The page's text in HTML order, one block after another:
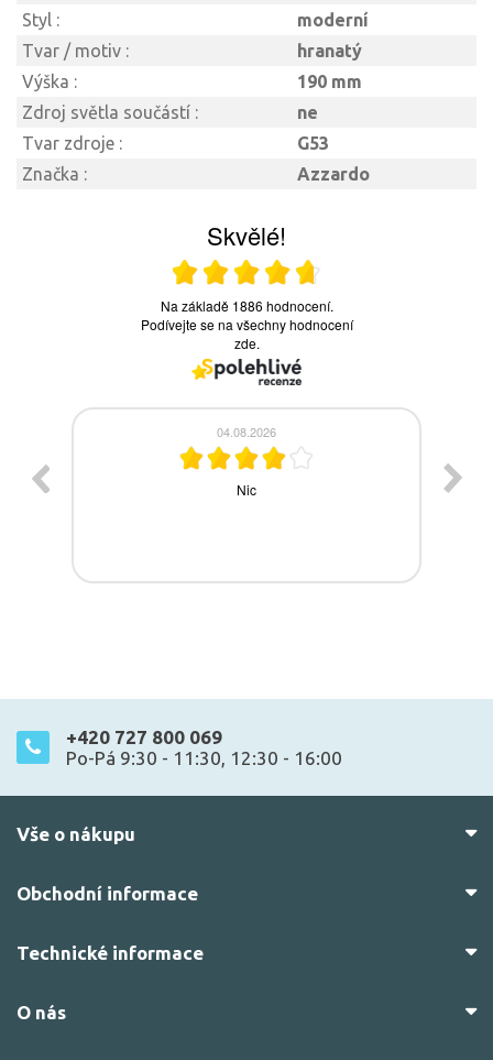
Styl :
moderní
Tvar / motiv :
hranatý
Výška :
190 mm
Zdroj světla součástí :
ne
Tvar zdroje :
G53
Značka :
Azzardo
+420 727 800 069
Po-Pá 9:30 - 11:30, 12:30 - 16:00
Vše o nákupu
Obchodní informace
Technické informace
O nás